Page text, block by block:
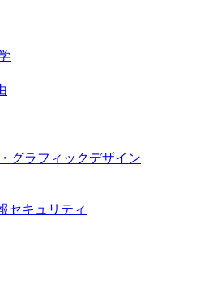
グラフィックデザイン
セキュリティ